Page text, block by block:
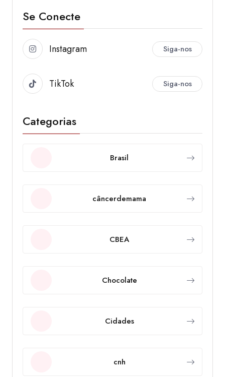
Se Conecte
Instagram Siga-nos
TikTok Siga-nos
Categorias
Brasil
câncerdemama
CBEA
Chocolate
Cidades
cnh